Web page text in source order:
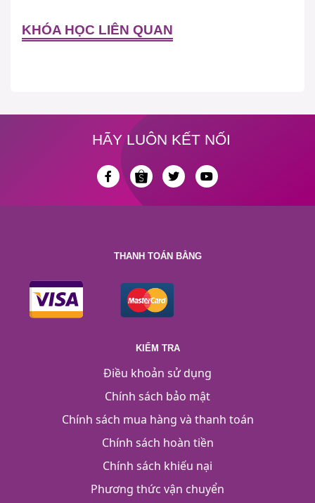
KHÓA HỌC LIÊN QUAN
HÃY LUÔN KẾT NỐI
THANH TOÁN BẰNG
KIỂM TRA
Điều khoản sử dụng
Chính sách bảo mật
Chính sách mua hàng và thanh toán
Chính sách hoàn tiền
Chính sách khiếu nại
Phương thức vận chuyển